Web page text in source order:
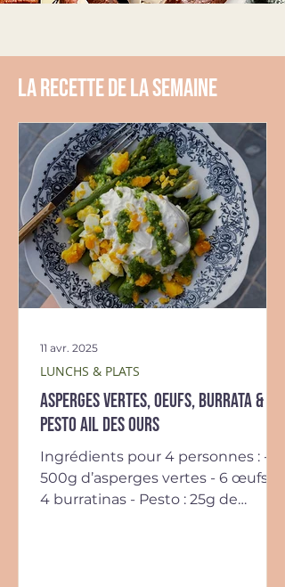
La recette de la semaine
Asperges vertes, oeufs, burrata &
pesto ail des ours
Ingrédients pour 4 personnes : -
500g d’asperges vertes - 6 œufs -
4 burratinas - Pesto : 25g de
LUNCHS & PLATS
11 avr. 2025